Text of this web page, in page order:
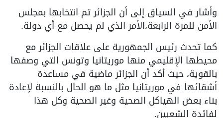
وأشار في السياق إلى أن الجزائر تم انتخابها بمجلس
الأمن للمرة الرابعة،الأمر الذي لم يحصل مع أي دولة.
كما تحدث رئيس الجمهورية على علاقات الجزائر مع
محيطها الإقليمي منها موريتانيا وتونس التي وصفها
بالقوية، حيث أكد أن الجزائر ماضية في مساعدة
أشقائها في موريتانيا مثل ما هو الحال بالنسبة لإعادة
بناء بعض الهياكل الصحية وغير الصحية وكل هذا
لفائدة الشعبين.